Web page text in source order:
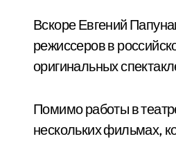
Вскоре Евгений
режиссеров в
оригинальных
Помимо работы в
нескольких фильмах,